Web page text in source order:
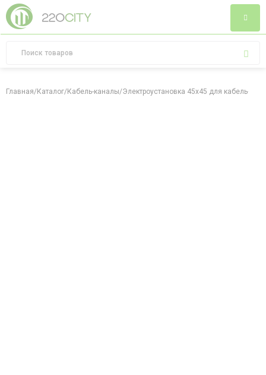
Главная/Каталог/Кабель-каналы/Электроустановка 45х45 для кабель-